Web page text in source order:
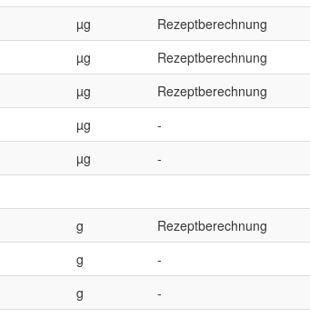
µg
Rezeptberechnung
µg
Rezeptberechnung
µg
Rezeptberechnung
µg
-
µg
-
g
Rezeptberechnung
g
-
g
-